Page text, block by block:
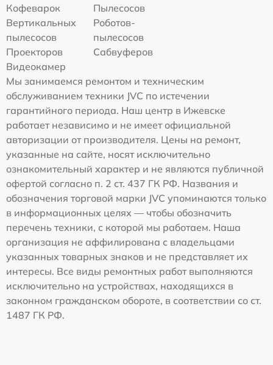
Кофеварок
Пылесосов
Вертикальных
пылесосов
Роботов-
пылесосов
Проекторов
Сабвуферов
Видеокамер
Мы занимаемся ремонтом и техническим
обслуживанием техники JVC по истечении
гарантийного периода. Наш центр в Ижевске
работает независимо и не имеет официальной
авторизации от производителя. Цены на ремонт,
указанные на сайте, носят исключительно
ознакомительный характер и не являются публичной
офертой согласно п. 2 ст. 437 ГК РФ. Названия и
обозначения торговой марки JVC упоминаются только
в информационных целях — чтобы обозначить
перечень техники, с которой мы работаем. Наша
организация не аффилирована с владельцами
указанных товарных знаков и не представляет их
интересы. Все виды ремонтных работ выполняются
исключительно на устройствах, находящихся в
законном гражданском обороте, в соответствии со ст.
1487 ГК РФ.